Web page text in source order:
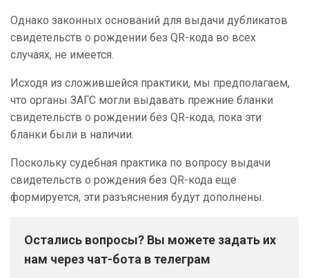
Однако законных оснований для выдачи дубликатов
свидетельств о рождении без QR-кода во всех
случаях, не имеется.
Исходя из сложившейся практики, мы предполагаем,
что органы ЗАГС могли выдавать прежние бланки
свидетельств о рождении без QR-кода, пока эти
бланки были в наличии.
Поскольку судебная практика по вопросу выдачи
свидетельств о рождения без QR-кода еще
формируется, эти разъяснения будут дополнены.
Остались вопросы? Вы можете задать их
нам через чат-бота в телеграм